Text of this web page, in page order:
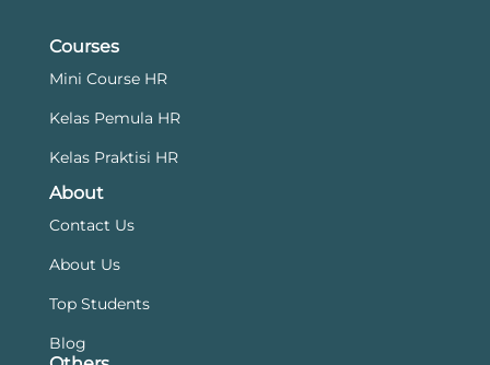
Courses
Mini Course HR
Kelas Pemula HR
Kelas Praktisi HR
About
Contact Us
About Us
Top Students
Blog